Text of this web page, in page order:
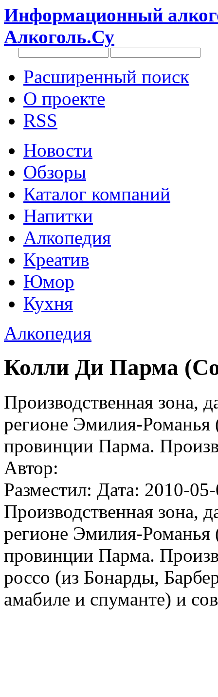
Информационный
Алкоголь.Су
Расширенный поиск
О проекте
RSS
Новости
Обзоры
Каталог компаний
Напитки
Алкопедия
Креатив
Юмор
Кухня
Алкопедия
Колли Ди Парма
Производственная зона,
регионе Эмилия-Романья
провинции Парма.
Автор:
Разместил: Дата: 2010-
Производственная зона,
регионе Эмилия-Романья
провинции Парма.
россо (из Бонарды,
амабиле и спуманте) и